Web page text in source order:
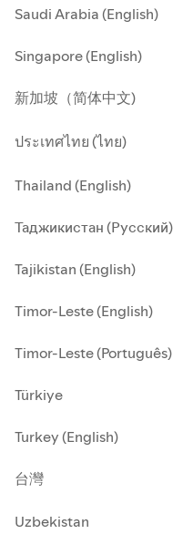
Saudi Arabia (English)
Singapore (English)
新加坡（简体中文)
ประเทศไทย (ไทย)
Thailand (English)
Таджикистан (Русский)
Tajikistan (English)
Timor-Leste (English)
Timor-Leste (Português)
Türkiye
Turkey (English)
台灣
Uzbekistan